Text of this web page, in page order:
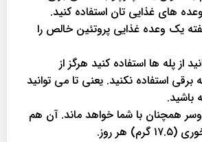
های غذایی تان استفاده کنید.
یک وعده غذایی پروتئین خالص را
از پله ها استفاده کنید هرگز از
برقی استفاده نکنید. یعنی تا می توانید
باشید.
همچنان با شما خواهد ماند. آن هم